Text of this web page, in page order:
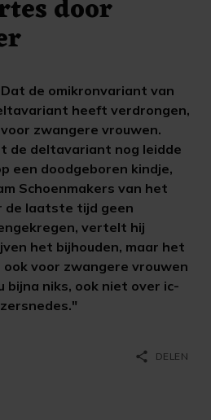
door
Dat de omikronvariant van
heeft verdrongen,
zwangere vrouwen.
de deltavariant nog leidde
een doodgeboren kindje,
Schoenmakers van het
de laatste tijd geen
vertelt hij
het bijhouden, maar het
voor zwangere vrouwen
bijna niks, ook niet over ic-
share DELEN